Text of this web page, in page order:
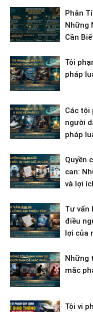
Phân
Những
Cần
Tội
pháp
Các tội
người
pháp
Quyền
can:
và lợi
Tư vấn
điều
lợi của
Những
mắc
Tội vi